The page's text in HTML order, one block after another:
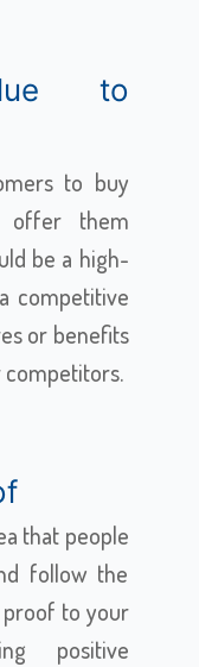
to
to buy
them
be a high-
competitive
or benefits
that people
follow the
proof to your
positive